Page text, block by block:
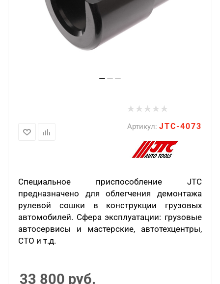
Артикул: JTC-4073
Специальное приспособление JTC
предназначено для облегчения демонтажа
рулевой сошки в конструкции грузовых
автомобилей. Сфера эксплуатации: грузовые
автосервисы и мастерские, автотехцентры,
СТО и т.д.
33 800 руб.